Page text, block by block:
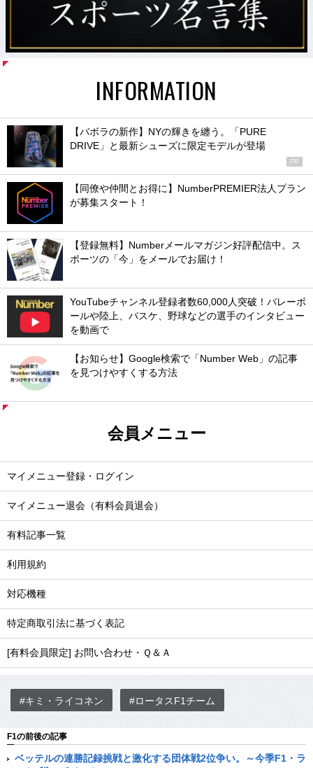
INFORMATION
【バボラの新作】NYの輝きを纏う。「PURE
DRIVE」と最新シューズに限定モデルが登場
PR
【同僚や仲間とお得に】NumberPREMIER法人プラン
が募集スタート！
【登録無料】Numberメールマガジン好評配信中。ス
ポーツの「今」をメールでお届け！
YouTubeチャンネル登録者数60,000人突破！バレーボ
ールや陸上、バスケ、野球などの選手のインタビュー
を動画で
【お知らせ】Google検索で「Number Web」の記事
を見つけやすくする方法
会員メニュー
マイメニュー登録・ログイン
マイメニュー退会（有料会員退会）
有料記事一覧
利用規約
対応機種
特定商取引法に基づく表記
[有料会員限定] お問い合わせ・Ｑ＆Ａ
#キミ・ライコネン #ロータスF1チーム
F1の前後の記事
ベッテルの連勝記録挑戦と激化する団体戦2位争い。～今季F1・ラ